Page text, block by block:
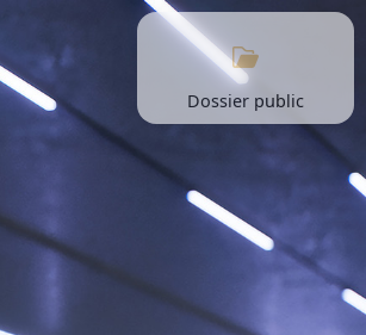
Dossier public